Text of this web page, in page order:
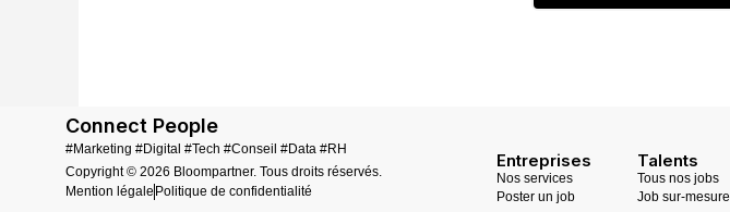
Connect People
#Marketing #Digital #Tech #Conseil #Data #RH
Copyright © 2026 Bloompartner. Tous droits réservés.
Mention légale Politique de confidentialité
Entreprises
Nos services
Poster un job
Talents
Tous nos jobs
Job sur-mesure